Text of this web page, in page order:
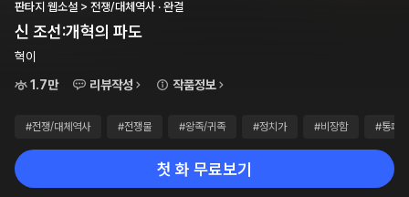
판타지 웹소설 > 전쟁/대체역사 · 완결
신 조선:개혁의 파도
혁이
1.7만
리뷰작성 작품정보
#전쟁/대체역사 #전쟁물 #왕족/귀족 #정치가 #비장함 #통쾌함
첫 화 무료보기